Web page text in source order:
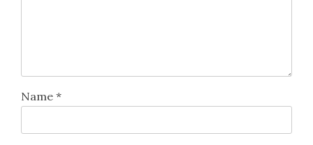
Name *